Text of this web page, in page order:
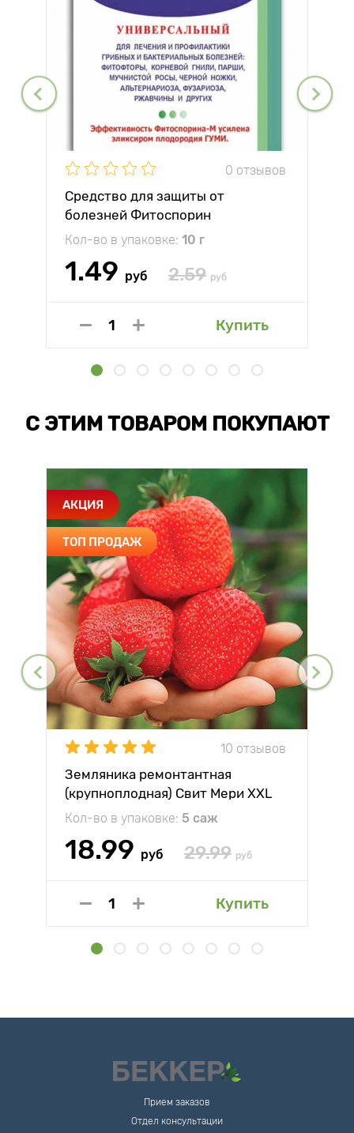
0 отзывов
Средство для защиты от
болезней Фитоспорин
Кол-во в упаковке: 10 г
1.49 руб 2.59 руб
Купить
С ЭТИМ ТОВАРОМ ПОКУПАЮТ
АКЦИЯ
ТОП ПРОДАЖ
10 отзывов
Земляника ремонтантная
(крупноплодная) Свит Мери XXL
Кол-во в упаковке: 5 саж
18.99 руб 29.99 руб
Купить
Прием заказов
Отдел консультации